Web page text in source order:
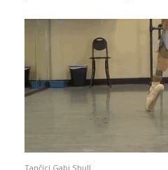
Tančící Gabi Shull